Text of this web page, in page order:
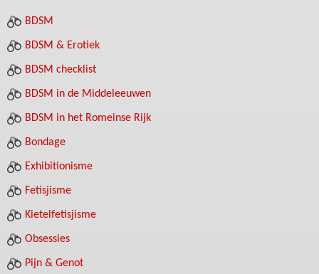
BDSM
BDSM & Erotiek
BDSM checklist
BDSM in de Middeleeuwen
BDSM in het Romeinse Rijk
Bondage
Exhibitionisme
Fetisjisme
Kietelfetisjisme
Obsessies
Pijn & Genot